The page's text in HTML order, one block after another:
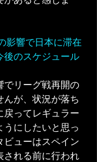
影響で日本に滞在
後のスケジュール
でリーグ戦再開の
んが、状況が落ち
戻ってレギュラー
にしたいと思っ
ューはスペイン
される前に行われ